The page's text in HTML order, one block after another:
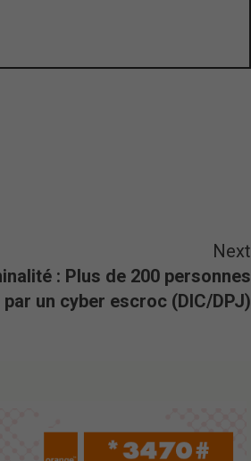
Next
: Plus de 200 personnes
un cyber escroc (DIC/DPJ)